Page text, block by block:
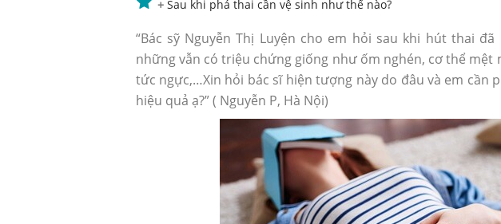
+ Sau khi phá thai cần vệ sinh như thế nào?
“Bác sỹ Nguyễn Thị Luyện cho em hỏi sau khi hút thai
những vẫn có triệu chứng giống như ốm nghén, cơ thể mệt
tức ngực,…Xin hỏi bác sĩ hiện tượng này do đâu và em cần
hiệu quả ạ?” ( Nguyễn P, Hà Nội)